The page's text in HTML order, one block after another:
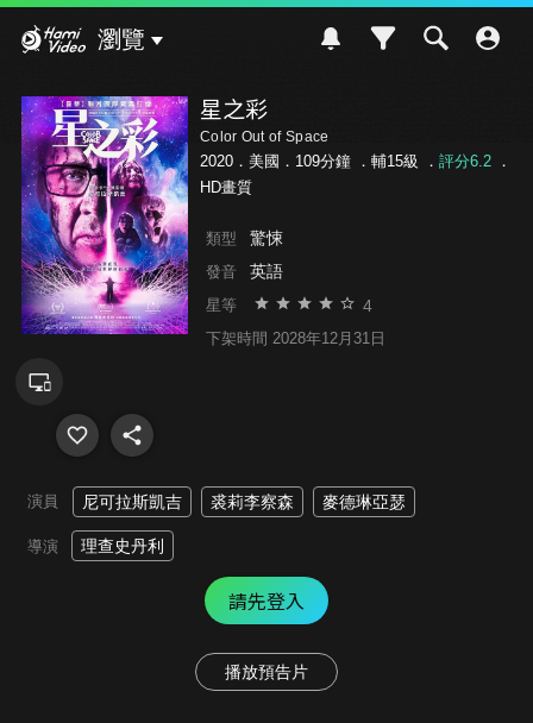
瀏覽
星之彩
Color Out of Space
2020．美國．109分鐘 ． 輔15級 ． 評分6.2．
HD畫質
類型 驚悚
發音 英語
星等 4
下架時間 2028年12月31日
演員 尼可拉斯凱吉 裘莉李察森 麥德琳亞瑟
導演 理查史丹利
請先登入
播放預告片